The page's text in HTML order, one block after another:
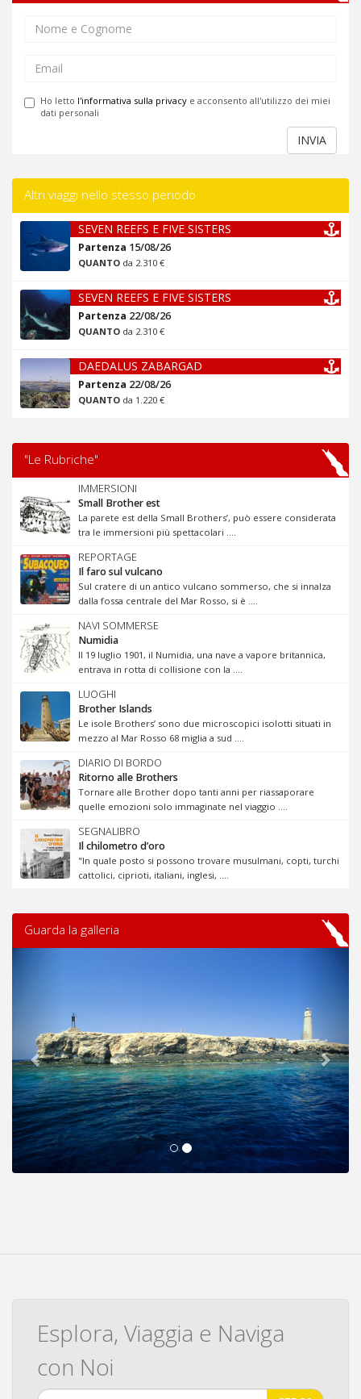
Ho letto l'informativa sulla privacy e acconsento all'utilizzo dei miei
dati personali
INVIA
Altri viaggi nello stesso periodo
SEVEN REEFS E FIVE SISTERS
Partenza 15/08/26
QUANTO da 2.310 €
SEVEN REEFS E FIVE SISTERS
Partenza 22/08/26
QUANTO da 2.310 €
DAEDALUS ZABARGAD
Partenza 22/08/26
QUANTO da 1.220 €
"Le Rubriche"
IMMERSIONI
Small Brother est
La parete est della Small Brothers’, può essere considerata
tra le immersioni più spettacolari ....
REPORTAGE
Il faro sul vulcano
Sul cratere di un antico vulcano sommerso, che si innalza
dalla fossa centrale del Mar Rosso, si è ....
NAVI SOMMERSE
Numidia
Il 19 luglio 1901, il Numidia, una nave a vapore britannica,
entrava in rotta di collisione con la ....
LUOGHI
Brother Islands
Le isole Brothers’ sono due microscopici isolotti situati in
mezzo al Mar Rosso 68 miglia a sud ....
DIARIO DI BORDO
Ritorno alle Brothers
Tornare alle Brother dopo tanti anni per riassaporare
quelle emozioni solo immaginate nel viaggio ....
SEGNALIBRO
Il chilometro d’oro
"In quale posto si possono trovare musulmani, copti, turchi
cattolici, ciprioti, italiani, inglesi, ....
Guarda la galleria
Next
Esplora, Viaggia e Naviga
con Noi